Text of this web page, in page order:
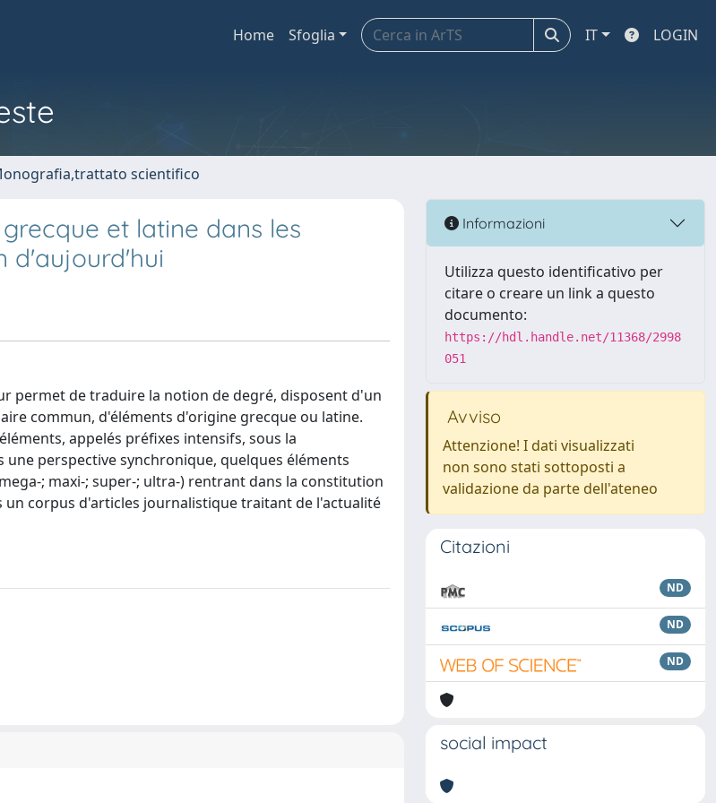
Home Sfoglia IT LOGIN
scientifico
et latine dans les
d'aujourd'hui
permet de traduire la notion de degré, disposent d'un
commun, d'éléments d'origine grecque ou latine.
appelés préfixes intensifs, sous la
perspective synchronique, quelques éléments
; maxi-; super-; ultra-) rentrant dans la constitution
corpus d'articles journalistique traitant de l'actualité
Informazioni
Utilizza questo identificativo per
citare o creare un link a questo
documento:
https://hdl.handle.net/11368/2998
051
Avviso
Attenzione! I dati visualizzati
non sono stati sottoposti a
validazione da parte dell'ateneo
Citazioni
ND
ND
ND
social impact